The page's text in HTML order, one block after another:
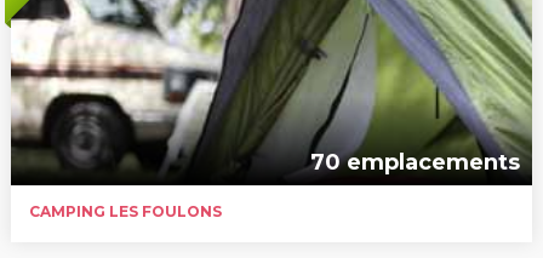
70 emplacements
CAMPING LES FOULONS